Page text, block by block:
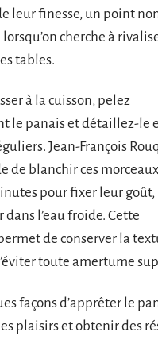
leur finesse, un point
cherche à
tables.
à la cuisson, pelez
le panais et détaillez-le
Jean-François
de blanchir ces morceaux
pour fixer leur goût,
dans l’eau froide. Cette
de conserver la
toute amertume
façons d’apprêter le
plaisirs et obtenir des